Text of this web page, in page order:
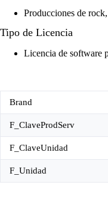
Producciones de
Tipo de Licencia
Licencia de software
Brand
F_ClaveProdServ
F_ClaveUnidad
F_Unidad